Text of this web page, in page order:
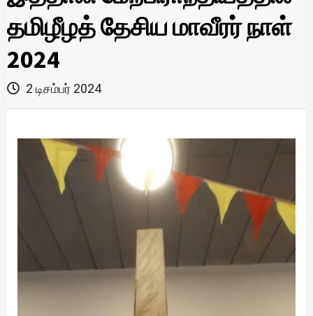
தமிழீழத் தேசிய மாவீரர் நாள்
2024
2 டிசம்பர் 2024